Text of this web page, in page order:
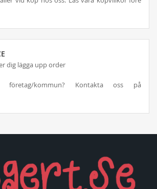
dig lägga upp order
företag/kommun? Kontakta oss på